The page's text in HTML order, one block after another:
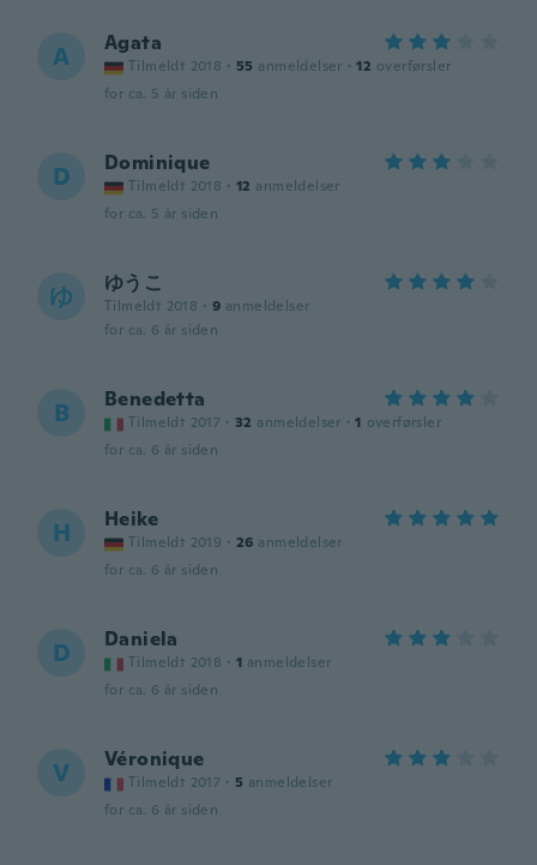
A Agata
Tilmeldt 2018 · 55 anmeldelser · 12 overførsler
for ca. 5 år siden
D Dominique
Tilmeldt 2018 · 12 anmeldelser
for ca. 5 år siden
ゆ ゆうこ
Tilmeldt 2018 · 9 anmeldelser
for ca. 6 år siden
B Benedetta
Tilmeldt 2017 · 32 anmeldelser · 1 overførsler
for ca. 6 år siden
H Heike
Tilmeldt 2019 · 26 anmeldelser
for ca. 6 år siden
D Daniela
Tilmeldt 2018 · 1 anmeldelser
for ca. 6 år siden
V Véronique
Tilmeldt 2017 · 5 anmeldelser
for ca. 6 år siden